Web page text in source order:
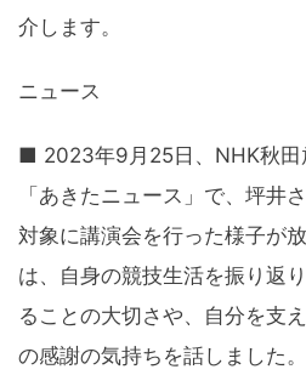
介します。
ニュース
■ 2023年9月25日、NHK秋田
「あきたニュース」で、坪井
対象に講演会を行った様子が
は、自身の競技生活を振り返
ることの大切さや、自分を支
の感謝の気持ちを話しました。